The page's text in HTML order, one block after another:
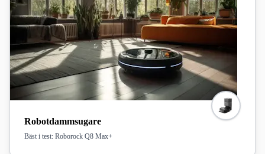
Robotdammsugare
Bäst i test: Roborock Q8 Max+